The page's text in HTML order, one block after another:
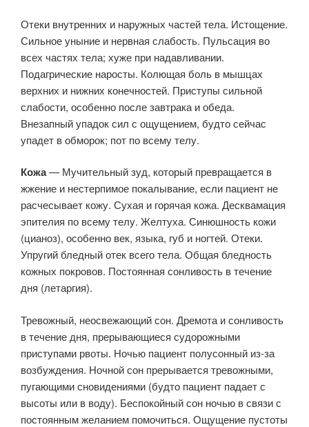
Отеки внутренних и наружных частей тела. Истощение.
Сильное уныние и нервная слабость. Пульсация во
всех частях тела; хуже при надавливании.
Подагрические наросты. Колющая боль в мышцах
верхних и нижних конечностей. Приступы сильной
слабости, особенно после завтрака и обеда.
Внезапный упадок сил с ощущением, будто сейчас
упадет в обморок; пот по всему телу.
Кожа— Мучительный зуд, который превращается в
жжение и нестерпимое покалывание, если пациент не
расчесывает кожу. Сухая и горячая кожа. Десквамация
эпителия по всему телу. Желтуха. Синюшность кожи
(цианоз), особенно век, языка, губ и ногтей. Отеки.
Упругий бледный отек всего тела. Общая бледность
кожных покровов. Постоянная сонливость в течение
дня (летаргия).
Тревожный, неосвежающий сон. Дремота и сонливость
в течение дня, прерывающиеся судорожными
приступами рвоты. Ночью пациент полусонный из-за
возбуждения. Ночной сон прерывается тревожными,
пугающими сновидениями (будто пациент падает с
высоты или в воду). Беспокойный сон ночью в связи с
постоянным желанием помочиться. Ощущение пустоты